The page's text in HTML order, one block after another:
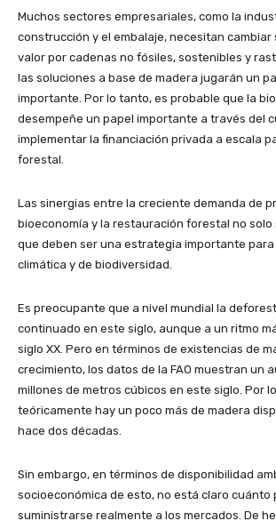
Muchos sectores empresariales, como la
construcción y el embalaje, necesitan cambiar
valor por cadenas no fósiles, sostenibles y
las soluciones a base de madera jugarán un
importante. Por lo tanto, es probable que la
desempeñe un papel importante a través del
implementar la financiación privada a escala
forestal.
Las sinergias entre la creciente demanda de
bioeconomía y la restauración forestal no solo
que deben ser una estrategia importante
climática y de biodiversidad.
Es preocupante que a nivel mundial la
continuado en este siglo, aunque a un ritmo
siglo XX. Pero en términos de existencias de
crecimiento, los datos de la FAO muestran un
millones de metros cúbicos en este siglo. Por
teóricamente hay un poco más de madera
hace dos décadas.
Sin embargo, en términos de disponibilidad
socioeconómica de esto, no está claro cuánto
suministrarse realmente a los mercados. De